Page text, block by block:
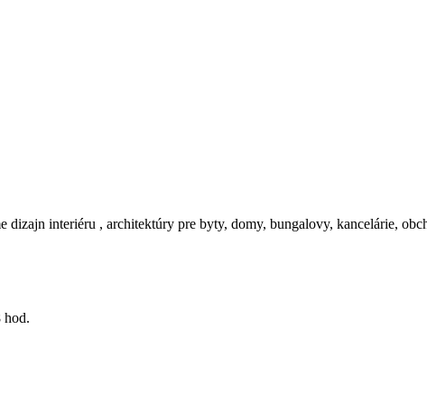
interiéru , architektúry pre byty, domy, bungalovy, kancelárie,
hod.